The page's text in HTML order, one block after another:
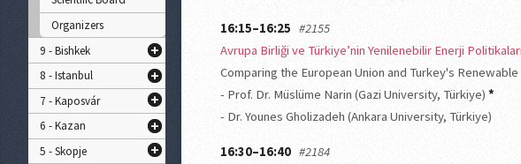
Organizers
9 - Bishkek
8 - Istanbul
7 - Kaposvár
6 - Kazan
5 - Skopje
16:15–16:25 #2155
Avrupa Birliği ve Türkiye’nin Yenilenebilir Enerji
Comparing the European Union and Turkey's
- Prof. Dr. Müslüme Narin (Gazi University, Türkiye) *
- Dr. Younes Gholizadeh (Ankara University, Türkiye)
16:30–16:40 #2184